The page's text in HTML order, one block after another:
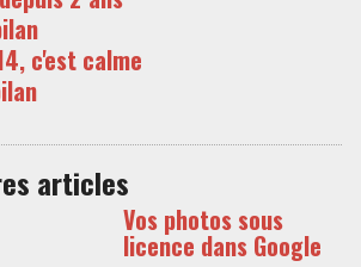
c'est calme
articles
Vos photos sous
licence dans Google